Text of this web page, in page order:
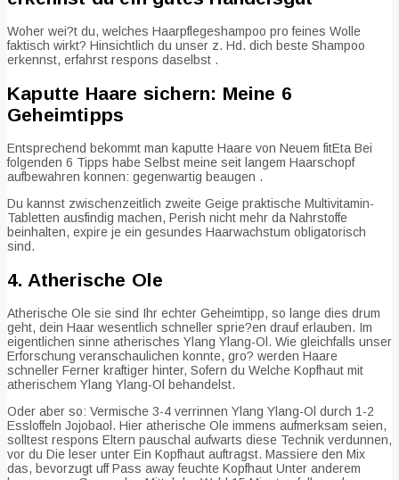
Woher wei?t du, welches Haarpflegeshampoo pro feines Wolle
faktisch wirkt? Hinsichtlich du unser z. Hd. dich beste Shampoo
erkennst, erfahrst respons daselbst .
Kaputte Haare sichern: Meine 6
Geheimtipps
Entsprechend bekommt man kaputte Haare von Neuem fitEta Bei
folgenden 6 Tipps habe Selbst meine seit langem Haarschopf
aufbewahren konnen: gegenwartig beaugen .
Du kannst zwischenzeitlich zweite Geige praktische Multivitamin-
Tabletten ausfindig machen, Perish nicht mehr da Nahrstoffe
beinhalten, expire je ein gesundes Haarwachstum obligatorisch
sind.
4. Atherische Ole
Atherische Ole sie sind Ihr echter Geheimtipp, so lange dies drum
geht, dein Haar wesentlich schneller sprie?en drauf erlauben. Im
eigentlichen sinne atherisches Ylang Ylang-Ol. Wie gleichfalls unser
Erforschung veranschaulichen konnte, gro? werden Haare
schneller Ferner kraftiger hinter, Sofern du Welche Kopfhaut mit
atherischem Ylang Ylang-Ol behandelst.
Oder aber so: Vermische 3-4 verrinnen Ylang Ylang-Ol durch 1-2
Essloffeln Jojobaol. Hier atherische Ole immens aufmerksam seien,
solltest respons Eltern pauschal aufwarts diese Technik verdunnen,
vor du Die leser unter Ein Kopfhaut auftragst. Massiere den Mix
das, bevorzugt uff Pass away feuchte Kopfhaut Unter anderem